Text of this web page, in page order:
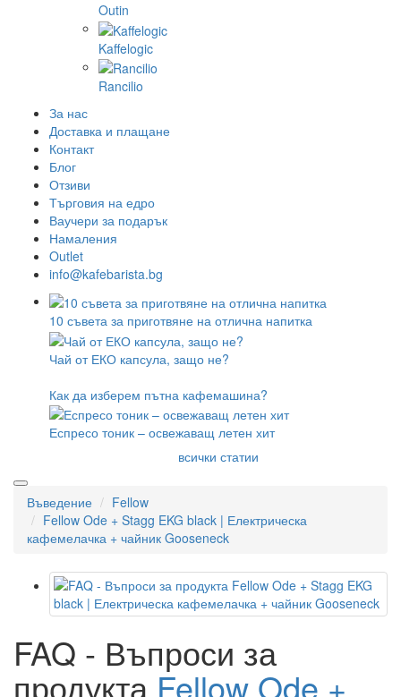
Outin
Kaffelogic
Rancilio
За нас
Доставка и плащане
Контакт
Блог
Отзиви
Търговия на едро
Ваучери за подарък
Намаления
Outlet
info@kafebarista.bg
10 съвета за приготвяне на отлична напитка
Чай от ЕКО капсула, защо не?
Как да изберем пътна кафемашина?
Еспресо тоник – освежаващ летен хит